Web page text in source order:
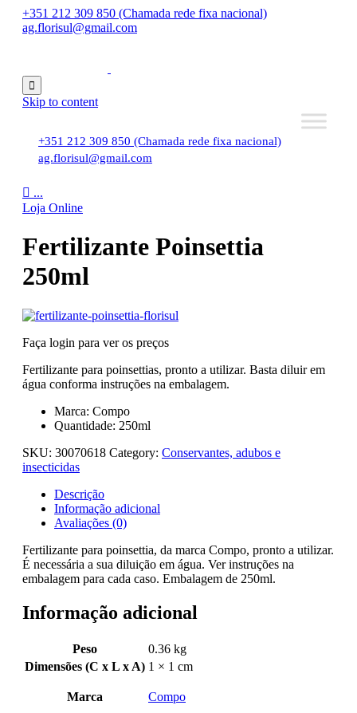
+351 212 309 850 (Chamada rede fixa nacional)
ag.florisul@gmail.com

Skip to content
+351 212 309 850 (Chamada rede fixa nacional)
ag.florisul@gmail.com
 ...
Loja Online
Fertilizante Poinsettia
250ml
Faça login para ver os preços
Fertilizante para poinsettias, pronto a utilizar. Basta diluir em
água conforma instruções na embalagem.
Marca: Compo
Quantidade: 250ml
SKU: 30070618 Category: Conservantes, adubos e
insecticidas
Descrição
Informação adicional
Avaliações (0)
Fertilizante para poinsettia, da marca Compo, pronto a utilizar.
É necessária a sua diluição em água. Ver instruções na
embalagem para cada caso. Embalagem de 250ml.
Informação adicional
Peso
0.36 kg
Dimensões (C x L x A) 1 × 1 cm
Marca Compo